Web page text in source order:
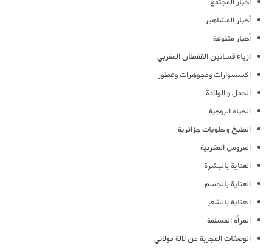
أخبار المشاهير
أخبار متنوعة
ازياء فساتين القفطان المغربي
اكسسوارات ومجوهرات وعطور
الحمل و الولادة
الحياة الزوجية
الطبخ و حلويات جزائرية
العروس المغربية
العناية بالبشرة
العناية بالجسم
العناية بالشعر
المرأة المسلمة
الوصفات المجربة من لالة مولاتي